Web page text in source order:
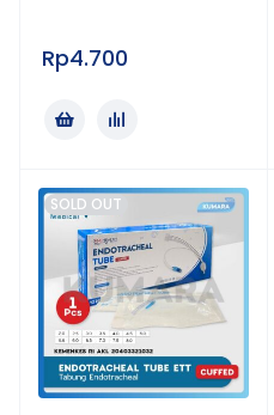
Rp4.700
SOLD OUT